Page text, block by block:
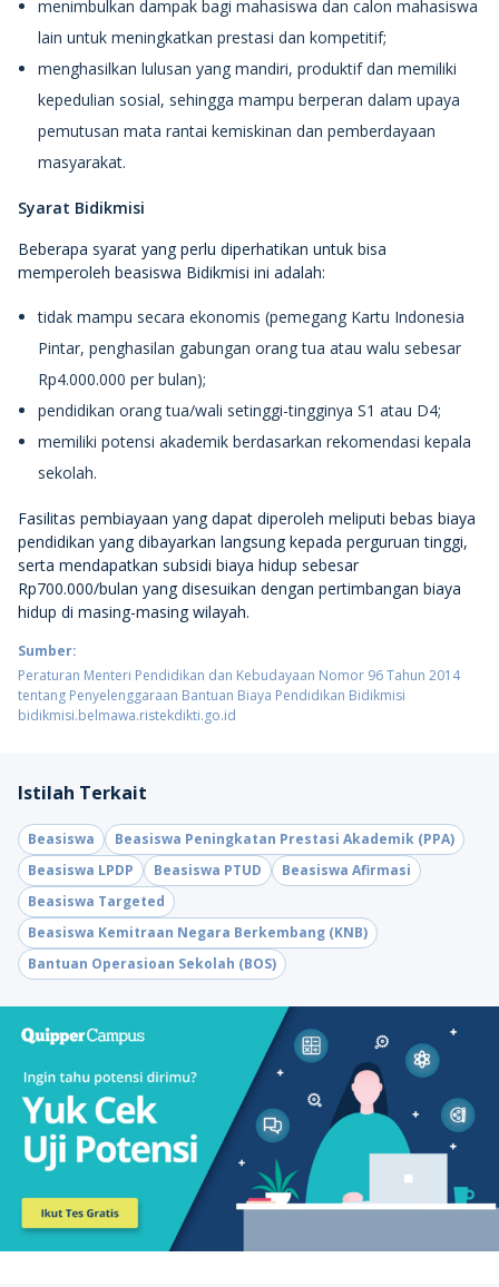
menimbulkan dampak bagi mahasiswa dan calon mahasiswa
lain untuk meningkatkan prestasi dan kompetitif;
menghasilkan lulusan yang mandiri, produktif dan memiliki
kepedulian sosial, sehingga mampu berperan dalam upaya
pemutusan mata rantai kemiskinan dan pemberdayaan
masyarakat.
Syarat Bidikmisi
Beberapa syarat yang perlu diperhatikan untuk bisa
memperoleh beasiswa Bidikmisi ini adalah:
tidak mampu secara ekonomis (pemegang Kartu Indonesia
Pintar, penghasilan gabungan orang tua atau walu sebesar
Rp4.000.000 per bulan);
pendidikan orang tua/wali setinggi-tingginya S1 atau D4;
memiliki potensi akademik berdasarkan rekomendasi kepala
sekolah.
Fasilitas pembiayaan yang dapat diperoleh meliputi bebas biaya
pendidikan yang dibayarkan langsung kepada perguruan tinggi,
serta mendapatkan subsidi biaya hidup sebesar
Rp700.000/bulan yang disesuikan dengan pertimbangan biaya
hidup di masing-masing wilayah.
Sumber:
Peraturan Menteri Pendidikan dan Kebudayaan Nomor 96 Tahun 2014
tentang Penyelenggaraan Bantuan Biaya Pendidikan Bidikmisi
bidikmisi.belmawa.ristekdikti.go.id
Istilah Terkait
Beasiswa
Beasiswa Peningkatan Prestasi Akademik (PPA)
Beasiswa LPDP
Beasiswa PTUD
Beasiswa Afirmasi
Beasiswa Targeted
Beasiswa Kemitraan Negara Berkembang (KNB)
Bantuan Operasioan Sekolah (BOS)